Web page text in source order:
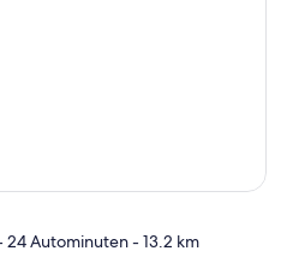
Karte
24 Autominuten- 13.2 km